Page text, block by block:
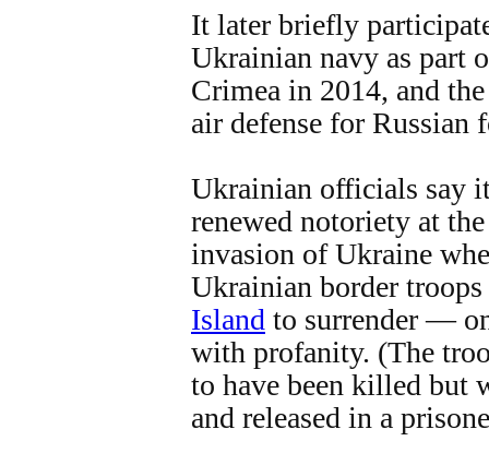
It later briefly
Ukrainian navy as part
Crimea in 2014, and
air defense for Russian
Ukrainian officials say
renewed notoriety at
invasion of Ukraine
Ukrainian border
Island to surrender —
with profanity. (The
to have been killed but
and released in a